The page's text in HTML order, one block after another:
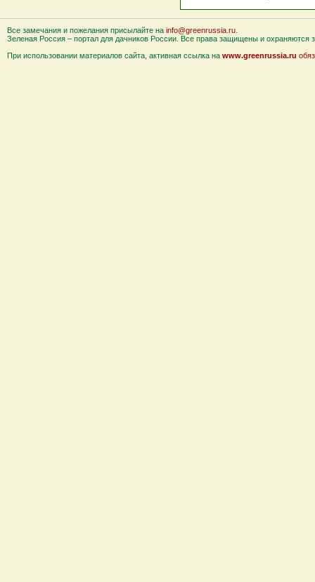
Все замечания и пожелания присылайте на info@greenrussia.ru
Зеленая Россия – портал для дачников России. Все права защищены и охраняются
При использовании материалов сайта, активная ссылка на www.greenrussia.ru